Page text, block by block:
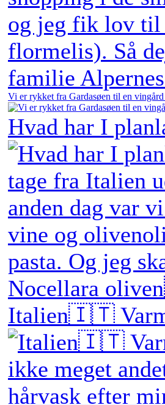
Vi er rykket fra Gardasøen til en
Hvad har I
Italien🇮🇹